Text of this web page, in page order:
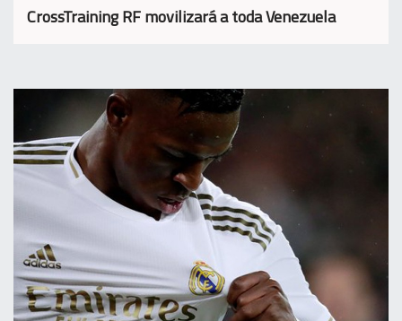
CrossTraining RF movilizará a toda Venezuela